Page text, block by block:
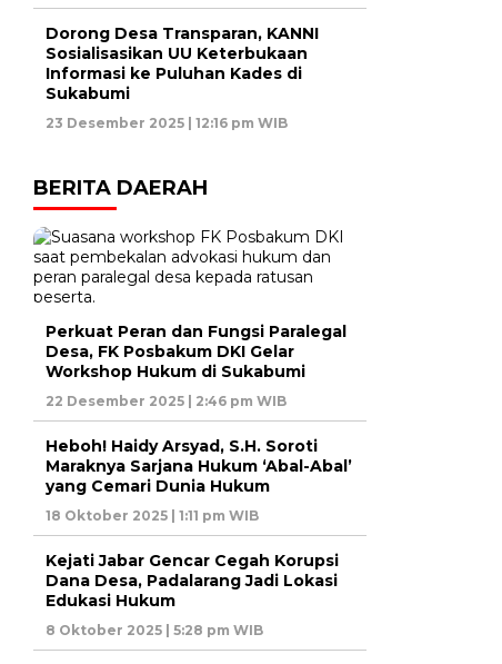
Dorong Desa Transparan, KANNI
Sosialisasikan UU Keterbukaan
Informasi ke Puluhan Kades di
Sukabumi
23 Desember 2025 | 12:16 pm WIB
BERITA DAERAH
Perkuat Peran dan Fungsi Paralegal
Desa, FK Posbakum DKI Gelar
Workshop Hukum di Sukabumi
22 Desember 2025 | 2:46 pm WIB
Heboh! Haidy Arsyad, S.H. Soroti
Maraknya Sarjana Hukum ‘Abal-Abal’
yang Cemari Dunia Hukum
18 Oktober 2025 | 1:11 pm WIB
Kejati Jabar Gencar Cegah Korupsi
Dana Desa, Padalarang Jadi Lokasi
Edukasi Hukum
8 Oktober 2025 | 5:28 pm WIB